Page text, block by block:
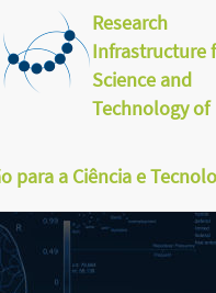
Research
Infrastructure
Science and
Technology of
para a Ciência e